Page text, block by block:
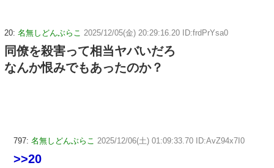
20: 名無しどんぶらこ 2025/12/05(金) 20:29:16.20 ID:frdPrYsa0
同僚を殺害って相当ヤバいだろ
なんか恨みでもあったのか？
797: 名無しどんぶらこ 2025/12/06(土) 01:09:33.70 ID:AvZ94x7I0
>>20